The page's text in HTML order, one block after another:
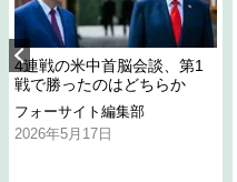
4連戦の米中首脳会談、第1
戦で勝ったのはどちらか
フォーサイト編集部
2026年5月17日